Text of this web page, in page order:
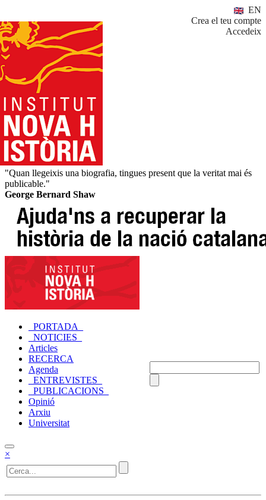
EN
Crea el teu compte
Accedeix
"Quan llegeixis una biografia, tingues present que la veritat mai és
publicable."
George Bernard Shaw
_PORTADA_
_NOTICIES_
Articles
RECERCA
Agenda
_ENTREVISTES_
_PUBLICACIONS_
Opinió
Arxiu
Universitat
×